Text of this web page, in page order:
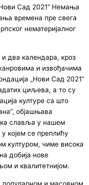
Сад 2021“ Немања
времена пре свега
нематeријалног
два календара, кроз
и извођачима
„Нови Сад 2021”
циљева, а то су
културе са што
објашњава
славља у нашем
којем се преплићу
културом, чиме висока
добија нове
и квалитетнијом.
популарном и масовном,